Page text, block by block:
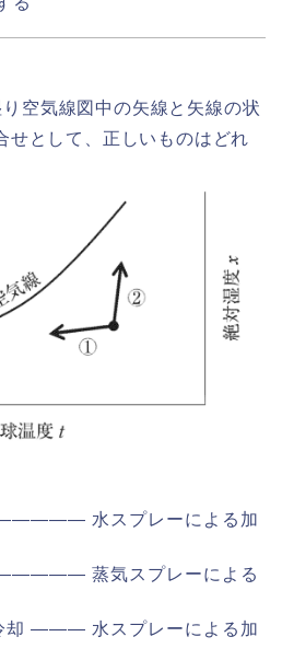
空気線図中の矢線と矢線の状
せとして、正しいものはどれ
――――― 水スプレーによる加
――――― 蒸気スプレーによる
却 ――― 水スプレーによる加